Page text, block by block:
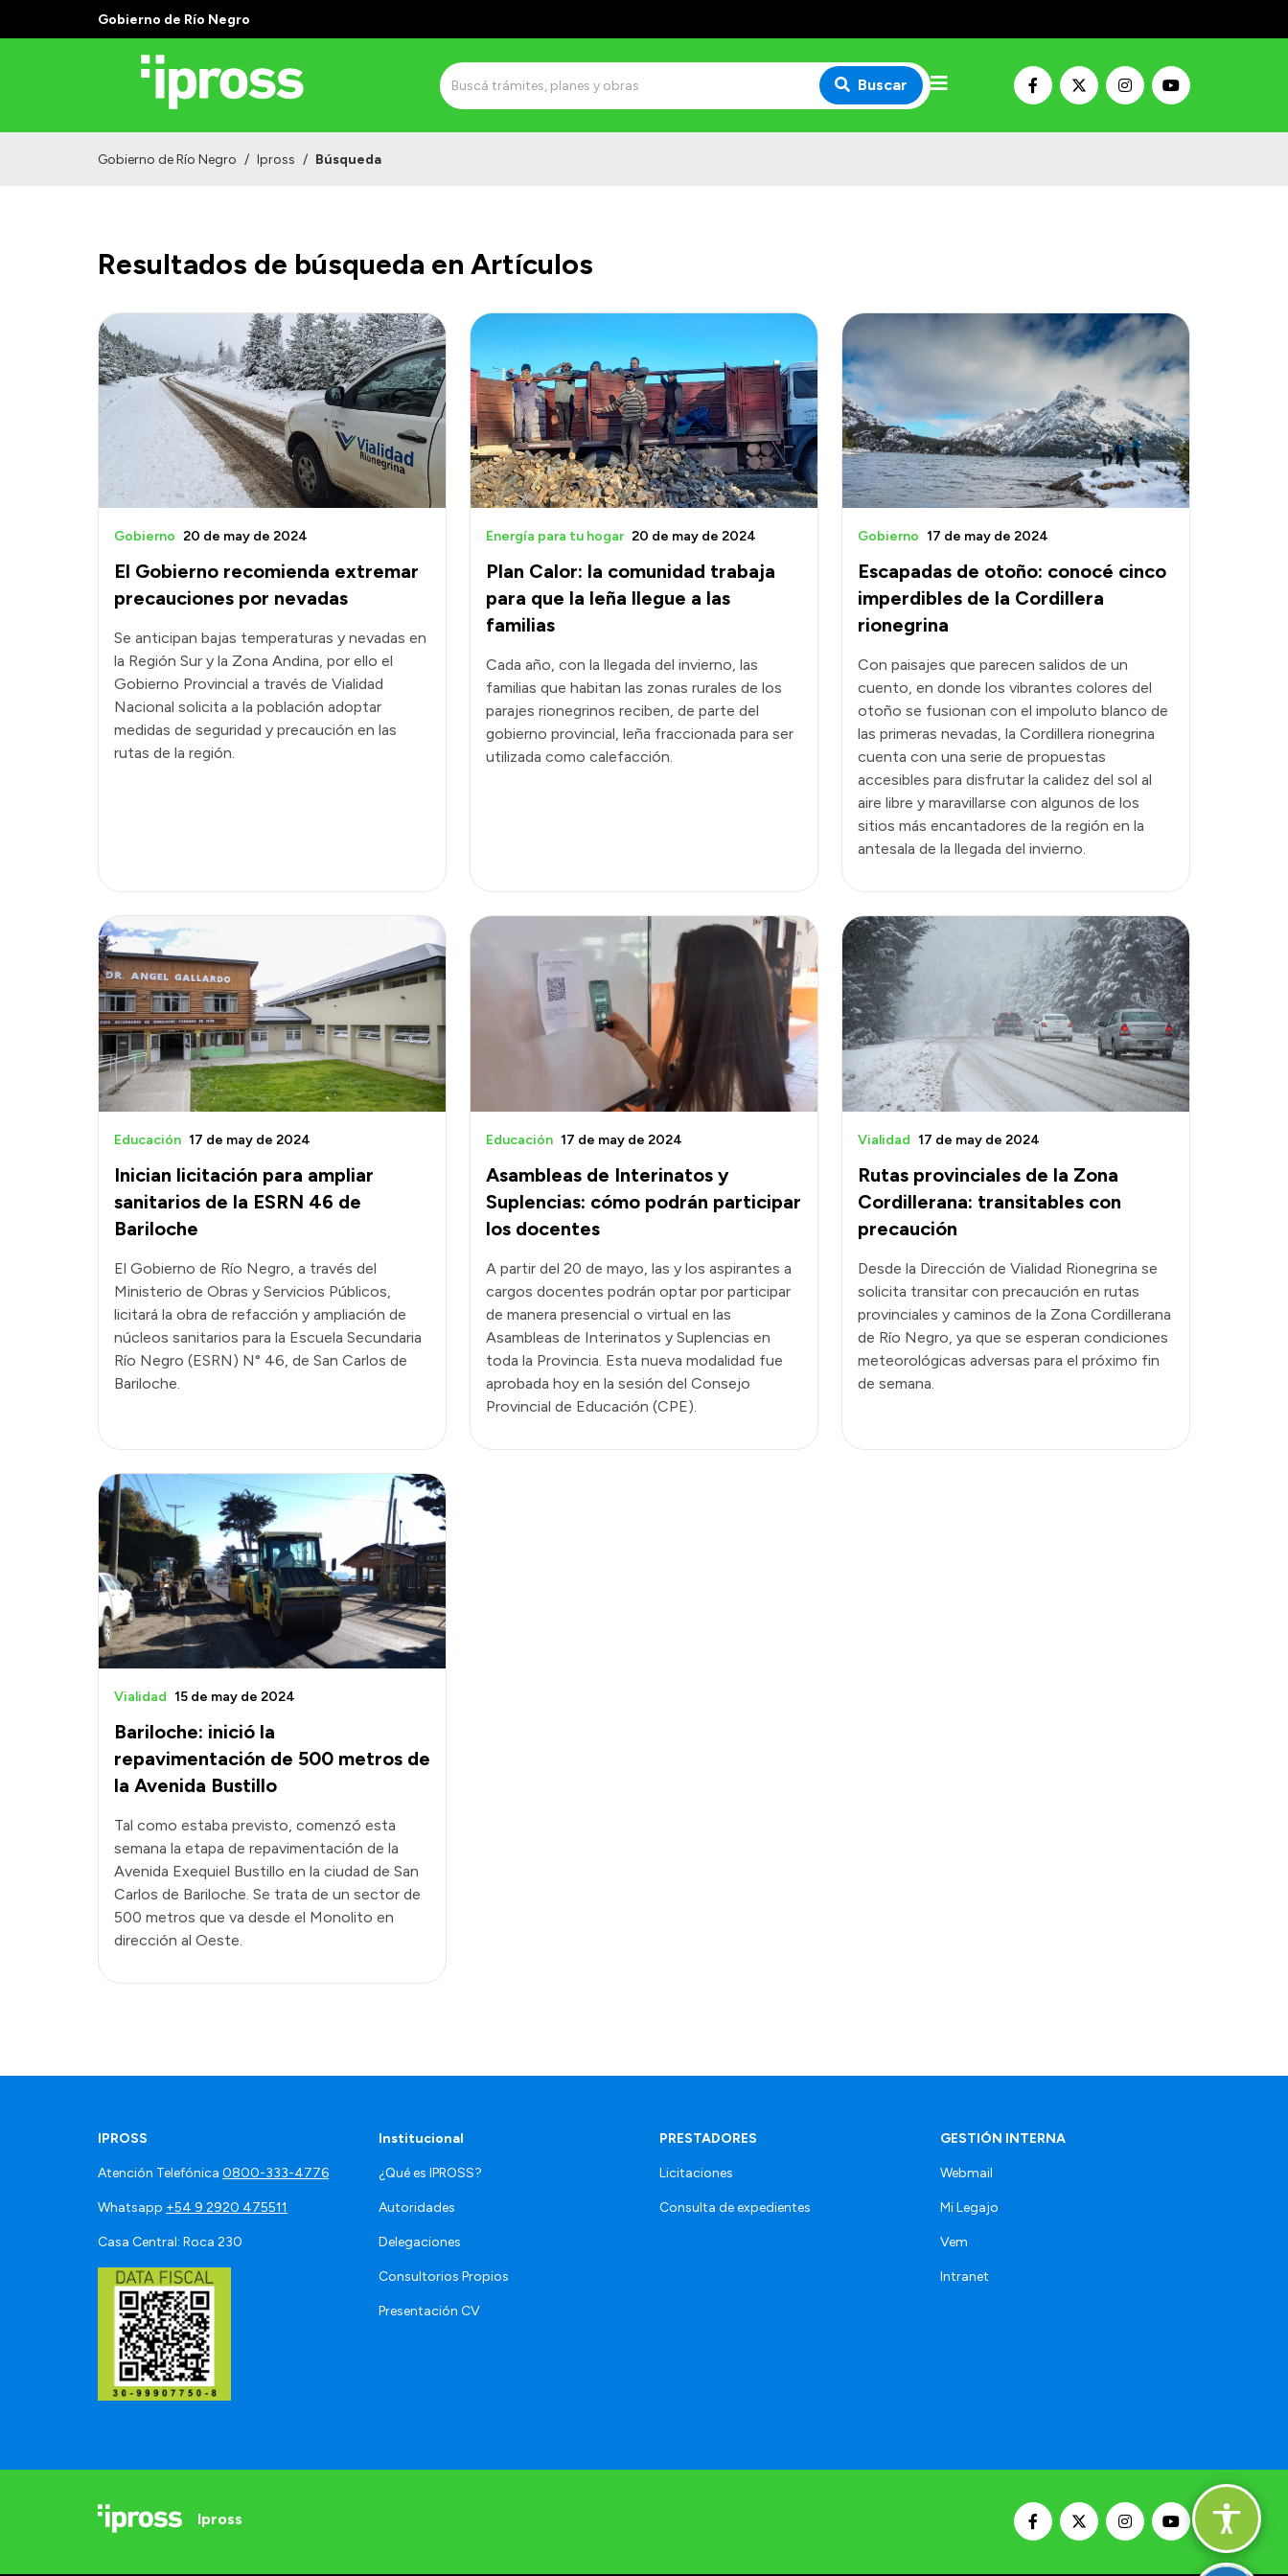
Gobierno de Río Negro
Buscar
Gobierno de Río Negro / Ipross / Búsqueda
Resultados de búsqueda en Artículos
El Gobierno recomienda extremar
precauciones por nevadas
Gobierno 20 de may de 2024
Se anticipan bajas temperaturas y nevadas en
la Región Sur y la Zona Andina, por ello el
Gobierno Provincial a través de Vialidad
Nacional solicita a la población adoptar
medidas de seguridad y precaución en las
rutas de la región.
Plan Calor: la comunidad trabaja
para que la leña llegue a las
familias
Energía para tu hogar 20 de may de 2024
Cada año, con la llegada del invierno, las
familias que habitan las zonas rurales de los
parajes rionegrinos reciben, de parte del
gobierno provincial, leña fraccionada para ser
utilizada como calefacción.
Escapadas de otoño: conocé cinco
imperdibles de la Cordillera
rionegrina
Gobierno 17 de may de 2024
Con paisajes que parecen salidos de un
cuento, en donde los vibrantes colores del
otoño se fusionan con el impoluto blanco de
las primeras nevadas, la Cordillera rionegrina
cuenta con una serie de propuestas
accesibles para disfrutar la calidez del sol al
aire libre y maravillarse con algunos de los
sitios más encantadores de la región en la
antesala de la llegada del invierno.
Inician licitación para ampliar
sanitarios de la ESRN 46 de
Bariloche
Educación 17 de may de 2024
El Gobierno de Río Negro, a través del
Ministerio de Obras y Servicios Públicos,
licitará la obra de refacción y ampliación de
núcleos sanitarios para la Escuela Secundaria
Río Negro (ESRN) N° 46, de San Carlos de
Bariloche.
Asambleas de Interinatos y
Suplencias: cómo podrán participar
los docentes
Educación 17 de may de 2024
A partir del 20 de mayo, las y los aspirantes a
cargos docentes podrán optar por participar
de manera presencial o virtual en las
Asambleas de Interinatos y Suplencias en
toda la Provincia. Esta nueva modalidad fue
aprobada hoy en la sesión del Consejo
Provincial de Educación (CPE).
Rutas provinciales de la Zona
Cordillerana: transitables con
precaución
Vialidad 17 de may de 2024
Desde la Dirección de Vialidad Rionegrina se
solicita transitar con precaución en rutas
provinciales y caminos de la Zona Cordillerana
de Río Negro, ya que se esperan condiciones
meteorológicas adversas para el próximo fin
de semana.
Bariloche: inició la
repavimentación de 500 metros de
la Avenida Bustillo
Vialidad 15 de may de 2024
Tal como estaba previsto, comenzó esta
semana la etapa de repavimentación de la
Avenida Exequiel Bustillo en la ciudad de San
Carlos de Bariloche. Se trata de un sector de
500 metros que va desde el Monolito en
dirección al Oeste.
IPROSS
Atención Telefónica 0800-333-4776
Whatsapp +54 9 2920 475511
Casa Central: Roca 230
Institucional
¿Qué es IPROSS?
Autoridades
Delegaciones
Consultorios Propios
Presentación CV
PRESTADORES
Licitaciones
Consulta de expedientes
GESTIÓN INTERNA
Webmail
Mi Legajo
Vem
Intranet
Ipross